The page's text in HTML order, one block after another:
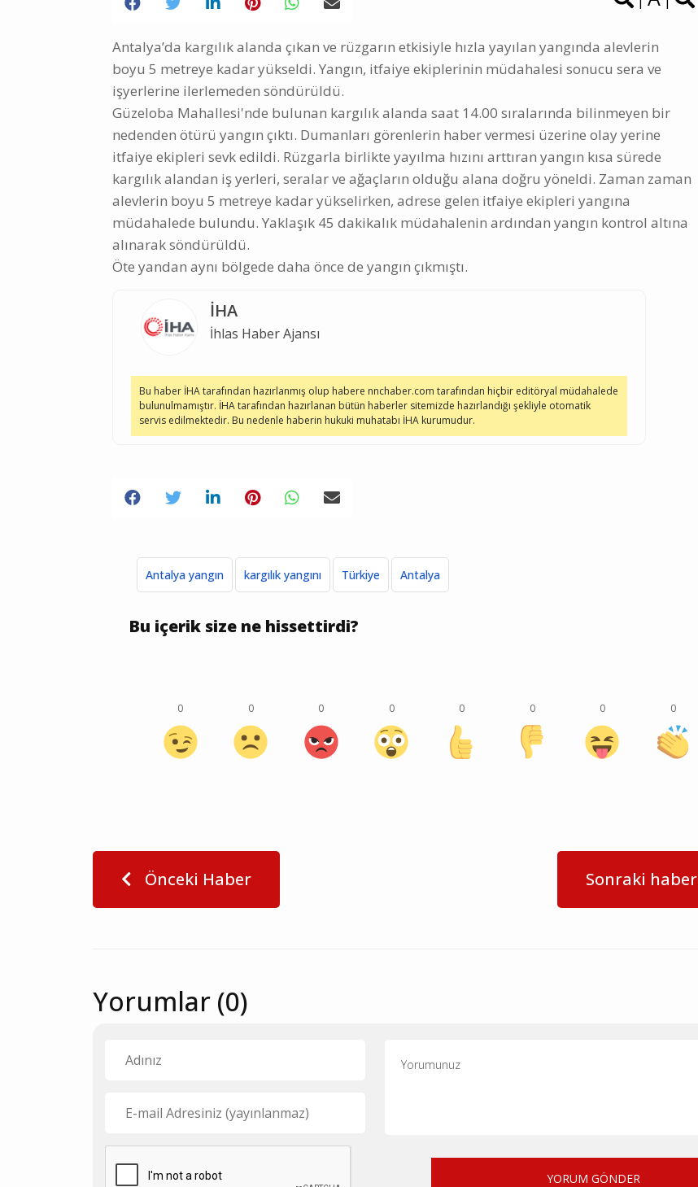
Antalya’da kargılık alanda çıkan ve rüzgarın etkisiyle hızla yayılan yangında alevlerin
boyu 5 metreye kadar yükseldi. Yangın, itfaiye ekiplerinin müdahalesi sonucu sera ve
işyerlerine ilerlemeden söndürüldü.
Güzeloba Mahallesi'nde bulunan kargılık alanda saat 14.00 sıralarında bilinmeyen bir
nedenden ötürü yangın çıktı. Dumanları görenlerin haber vermesi üzerine olay yerine
itfaiye ekipleri sevk edildi. Rüzgarla birlikte yayılma hızını arttıran yangın kısa sürede
kargılık alandan iş yerleri, seralar ve ağaçların olduğu alana doğru yöneldi. Zaman zaman
alevlerin boyu 5 metreye kadar yükselirken, adrese gelen itfaiye ekipleri yangına
müdahalede bulundu. Yaklaşık 45 dakikalık müdahalenin ardından yangın kontrol altına
alınarak söndürüldü.
Öte yandan aynı bölgede daha önce de yangın çıkmıştı.
İHA
İhlas Haber Ajansı
Bu haber İHA tarafından hazırlanmış olup habere nnchaber.com tarafından hiçbir editöryal müdahalede
bulunulmamıştır. İHA tarafından hazırlanan bütün haberler sitemizde hazırlandığı şekliyle otomatik
servis edilmektedir. Bu nedenle haberin hukuki muhatabı İHA kurumudur.
Antalya yangın kargılık yangını Türkiye Antalya
Bu içerik size ne hissettirdi?
0 0 0 0 0 0 0 0
Önceki Haber Sonraki haber
Yorumlar (0)
YORUM GÖNDER